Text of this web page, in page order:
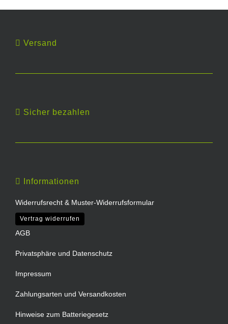
Versand
Sicher bezahlen
Informationen
Widerrufsrecht & Muster-Widerrufsformular
Vertrag widerrufen
AGB
Privatsphäre und Datenschutz
Impressum
Zahlungsarten und Versandkosten
Hinweise zum Batteriegesetz